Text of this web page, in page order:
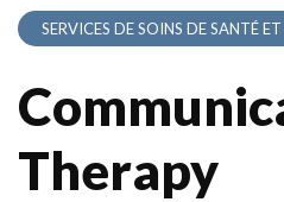
SERVICES DE SOINS DE SANTÉ
Therapy